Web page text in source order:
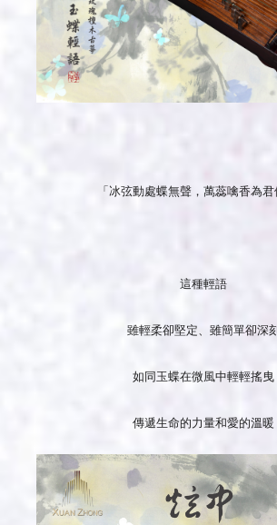
「冰弦動處蝶無聲，萬蕊噙香為君
這種輕語
雖輕柔卻堅定、雖簡單卻深
如同玉蝶在微風中輕輕搖曳
傳遞生命的力量和愛的溫暖